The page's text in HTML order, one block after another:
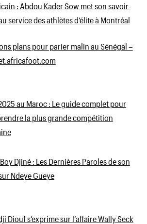
: Abdou Kader Sow met son savoir-
service des athlètes d’élite à Montréal
plans pour parier malin au Sénégal –
au Maroc : Le guide complet pour
la plus grande compétition
Djiné : Les Dernières Paroles de son
Ndeye Gueye
Diouf s’exprime sur l’affaire Wally Seck